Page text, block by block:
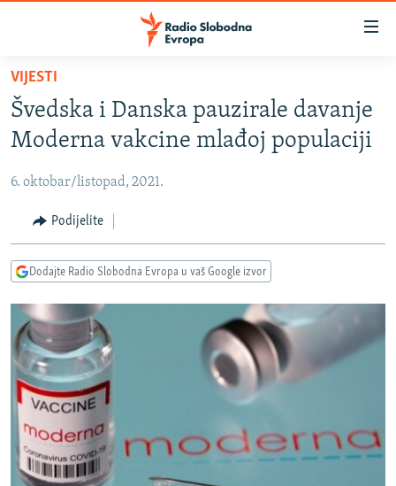
Pređite
na
glavni
sadržaj
na
navigaciju
Pređite
na
VIJESTI
BOSNA I HERCEGOVINA
KOSOVO
CRNA GORA
VIDEO
FOTOGALERIJE
INFOGRAFIKE
PODCASTI
RAT U UKRAJINI
KINA NA BALKANU
RSE PRIČE IZ SVIJETA
ISPRIČAJ MI
DNEVNO@RSE
SPECIJALI RSE
VIJESTI
Švedska i Danska pauzirale davanje
Moderna vakcine mlađoj populaciji
6. oktobar/listopad, 2021.
Podijelite
Dodajte Radio Slobodna Evropa u vaš Google izvor